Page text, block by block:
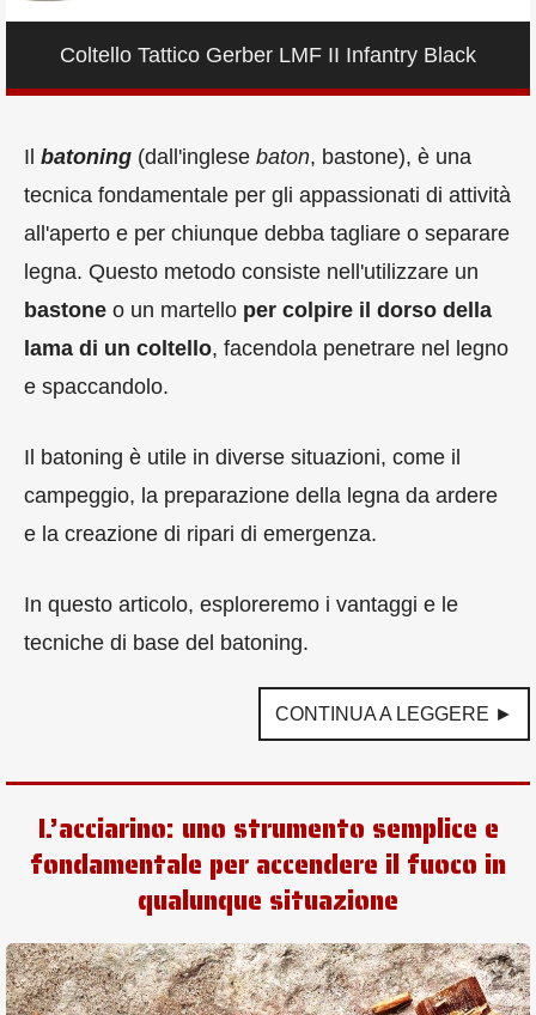
Coltello Tattico Gerber LMF II Infantry Black
Il batoning (dall'inglese baton, bastone), è una
tecnica fondamentale per gli appassionati di attività
all'aperto e per chiunque debba tagliare o separare
legna. Questo metodo consiste nell'utilizzare un
bastone o un martello per colpire il dorso della
lama di un coltello, facendola penetrare nel legno
e spaccandolo.
Il batoning è utile in diverse situazioni, come il
campeggio, la preparazione della legna da ardere
e la creazione di ripari di emergenza.
In questo articolo, esploreremo i vantaggi e le
tecniche di base del batoning.
CONTINUA A LEGGERE ►
L’acciarino: uno strumento semplice e
fondamentale per accendere il fuoco in
qualunque situazione